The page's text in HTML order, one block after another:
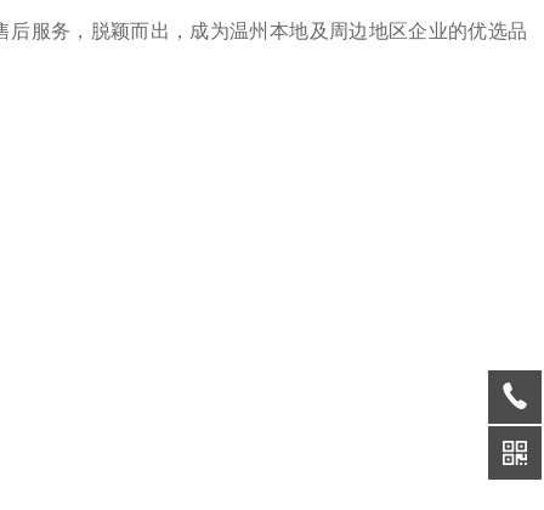
服务，脱颖而出，成为温州本地及周边地区企业的优选品